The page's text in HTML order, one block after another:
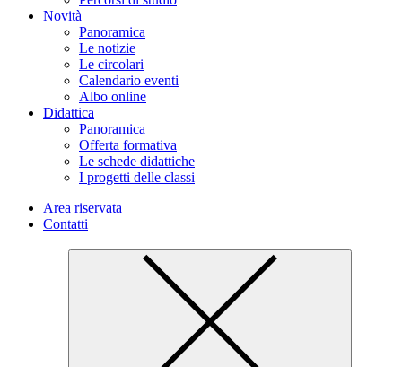
Novità
Panoramica
Le notizie
Le circolari
Calendario eventi
Albo online
Didattica
Panoramica
Offerta formativa
Le schede didattiche
I progetti delle classi
Area riservata
Contatti